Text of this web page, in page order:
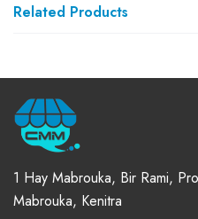
Related Products
1 Hay Mabrouka, Bir Rami,
Mabrouka, Kenitra